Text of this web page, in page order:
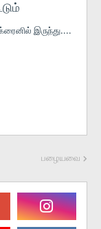
இருந்து....
பழையவை